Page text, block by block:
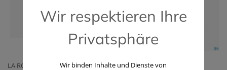
LA ROCHE POSAY (COSMETIQUE ACTIVE OESTERREICH)
Wir respektieren Ihre
Privatsphäre
Wir binden Inhalte und Dienste von